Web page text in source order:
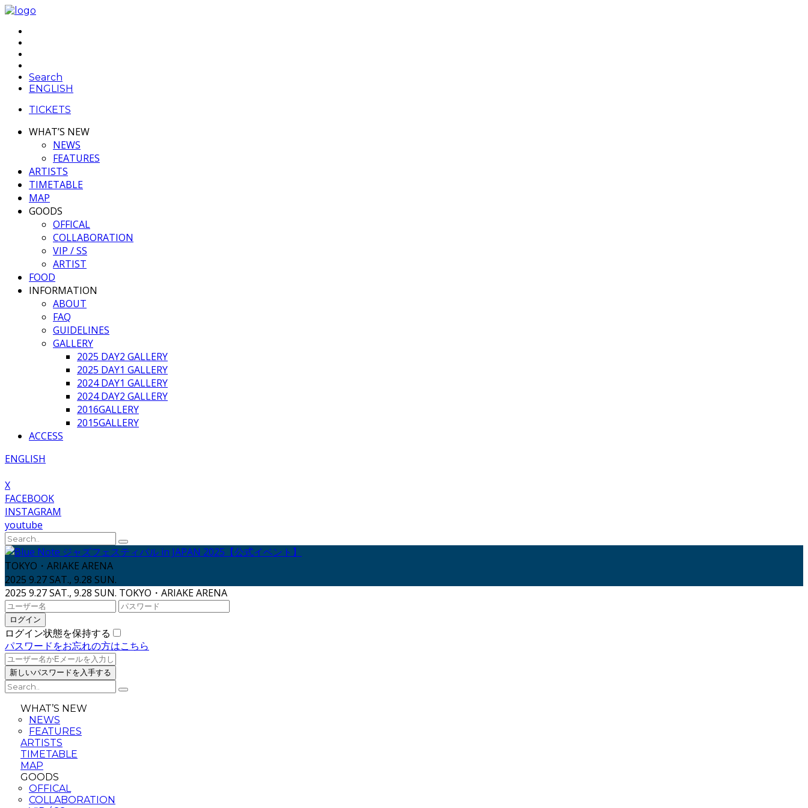
Search
ENGLISH
TICKETS
WHAT’S NEW
NEWS
FEATURES
ARTISTS
TIMETABLE
MAP
GOODS
OFFICAL
COLLABORATION
VIP / SS
ARTIST
FOOD
INFORMATION
ABOUT
FAQ
GUIDELINES
GALLERY
2025 DAY2 GALLERY
2025 DAY1 GALLERY
2024 DAY1 GALLERY
2024 DAY2 GALLERY
2016GALLERY
2015GALLERY
ACCESS
ENGLISH
X
FACEBOOK
INSTAGRAM
youtube
TOKYO・ARIAKE ARENA
2025 9.27 SAT., 9.28 SUN.
2025 9.27 SAT., 9.28 SUN. TOKYO・ARIAKE ARENA
ログイン状態を保持する
パスワードをお忘れの方はこちら
WHAT’S NEW
NEWS
FEATURES
ARTISTS
TIMETABLE
MAP
GOODS
OFFICAL
COLLABORATION